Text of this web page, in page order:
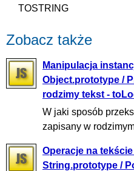
TOSTRING
Zobacz także
Manipulacja
Object.prototype /
rodzimy tekst -
W jaki sposób
zapisany w
Operacje na
String.prototype /